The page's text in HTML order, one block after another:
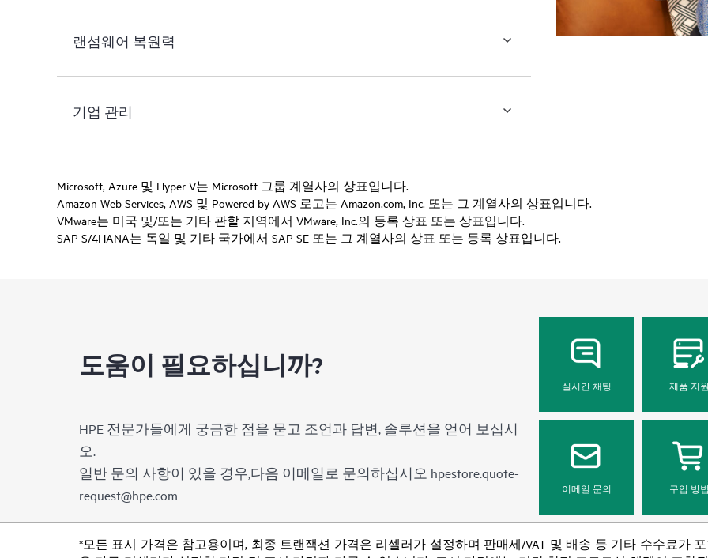
랜섬웨어 복원력
기업 관리
Microsoft, Azure 및 Hyper-V는 Microsoft 그룹 계열사의 상표입니다.
Amazon Web Services, AWS 및 Powered by AWS 로고는 Amazon.com, Inc. 또는 그 계열사의 상표입니다.
VMware는 미국 및/또는 기타 관할 지역에서 VMware, Inc.의 등록 상표 또는 상표입니다.
SAP S/4HANA는 독일 및 기타 국가에서 SAP SE 또는 그 계열사의 상표 또는 등록 상표입니다.
도움이 필요하십니까?
HPE 전문가들에게 궁금한 점을 묻고 조언과 답변, 솔루션을 얻어 보십시
오.
일반 문의 사항이 있을 경우,다음 이메일로 문의하십시오 hpestore.quote-
request@hpe.com
실시간 채팅 제품 지
이메일 문의 구입 방
*모든 표시 가격은 참고용이며, 최종 트랜잭션 가격은 리셀러가 설정하며 판매세/VAT 및 배송 등 기타 수수료가